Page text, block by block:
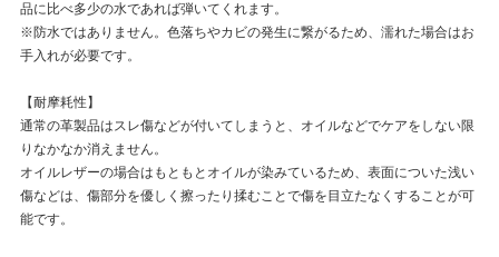
品に比べ多少の水であれば弾いてくれます。
※防水ではありません。色落ちやカビの発生に繋がるため、濡れた場合はお
手入れが必要です。
【耐摩耗性】
通常の革製品はスレ傷などが付いてしまうと、オイルなどでケアをしない限
りなかなか消えません。
オイルレザーの場合はもともとオイルが染みているため、表面についた浅い
傷などは、傷部分を優しく擦ったり揉むことで傷を目立たなくすることが可
能です。